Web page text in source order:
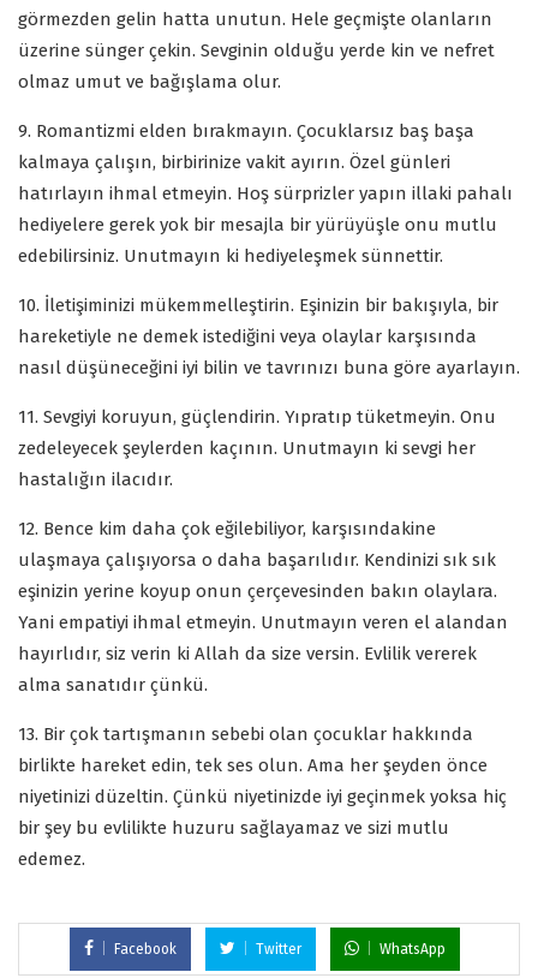
görmezden gelin hatta unutun. Hele geçmişte olanların
üzerine sünger çekin. Sevginin olduğu yerde kin ve nefret
olmaz umut ve bağışlama olur.
9. Romantizmi elden bırakmayın. Çocuklarsız baş başa
kalmaya çalışın, birbirinize vakit ayırın. Özel günleri
hatırlayın ihmal etmeyin. Hoş sürprizler yapın illaki pahalı
hediyelere gerek yok bir mesajla bir yürüyüşle onu mutlu
edebilirsiniz. Unutmayın ki hediyeleşmek sünnettir.
10. İletişiminizi mükemmelleştirin. Eşinizin bir bakışıyla, bir
hareketiyle ne demek istediğini veya olaylar karşısında
nasıl düşüneceğini iyi bilin ve tavrınızı buna göre ayarlayın.
11. Sevgiyi koruyun, güçlendirin. Yıpratıp tüketmeyin. Onu
zedeleyecek şeylerden kaçının. Unutmayın ki sevgi her
hastalığın ilacıdır.
12. Bence kim daha çok eğilebiliyor, karşısındakine
ulaşmaya çalışıyorsa o daha başarılıdır. Kendinizi sık sık
eşinizin yerine koyup onun çerçevesinden bakın olaylara.
Yani empatiyi ihmal etmeyin. Unutmayın veren el alandan
hayırlıdır, siz verin ki Allah da size versin. Evlilik vererek
alma sanatıdır çünkü.
13. Bir çok tartışmanın sebebi olan çocuklar hakkında
birlikte hareket edin, tek ses olun. Ama her şeyden önce
niyetinizi düzeltin. Çünkü niyetinizde iyi geçinmek yoksa hiç
bir şey bu evlilikte huzuru sağlayamaz ve sizi mutlu
edemez.
Facebook Twitter WhatsApp